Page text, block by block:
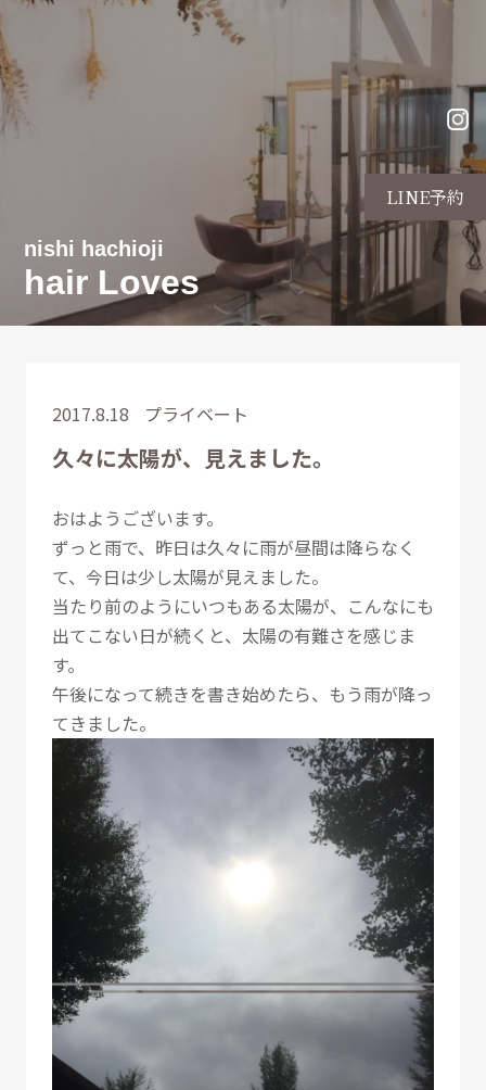
LINE予約
nishi hachioji
hair Loves
2017.8.18 プライベート
久々に太陽が、見えました。
おはようございます。
ずっと雨で、昨日は久々に雨が昼間は降らなく
て、今日は少し太陽が見えました。
当たり前のようにいつもある太陽が、こんなにも
出てこない日が続くと、太陽の有難さを感じま
す。
午後になって続きを書き始めたら、もう雨が降っ
てきました。